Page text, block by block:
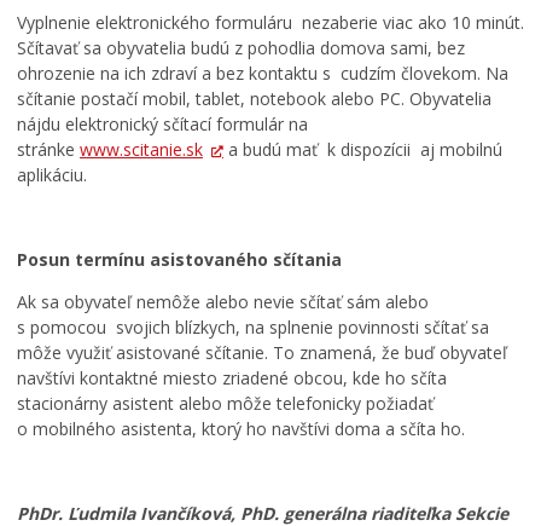
Hospodárenie mesta
Transparentné mesto
Program hospodárskeho a sociálneho rozvoja mesta
Levoča
Stratégia cestovného ruchu v okrese Levoča 2021 – 2027
Priemyselná zóna
Vyplnenie elektronického formuláru nezaberie viac ako 10 minút.
Sčítavať sa obyvatelia budú z pohodlia domova sami, bez
ohrozenie na ich zdraví a bez kontaktu s cudzím človekom. Na
sčítanie postačí mobil, tablet, notebook alebo PC. Obyvatelia
nájdu elektronický sčítací formulár na
stránke www.scitanie.sk
a budú mať k dispozícii aj mobilnú
aplikáciu.
Posun termínu asistovaného sčítania
Ak sa obyvateľ nemôže alebo nevie sčítať sám alebo
s pomocou svojich blízkych, na splnenie povinnosti sčítať sa
môže využiť asistované sčítanie. To znamená, že buď obyvateľ
navštívi kontaktné miesto zriadené obcou, kde ho sčíta
stacionárny asistent alebo môže telefonicky požiadať
o mobilného asistenta, ktorý ho navštívi doma a sčíta ho.
PhDr. Ľudmila Ivančíková, PhD. generálna riaditeľka Sekcie